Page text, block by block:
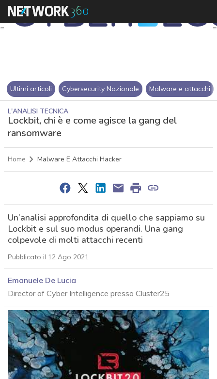
Ultimi articoli Cybersecurity Nazionale Malware e attacchi
L'ANALISI TECNICA
Lockbit, chi è e come agisce la gang del
ransomware
Home Malware E Attacchi Hacker
Un’analisi approfondita di quello che sappiamo su
Lockbit e sul suo modus operandi. Una gang
colpevole di molti attacchi recenti
Pubblicato il 12 Ago 2021
Emanuele De Lucia
Director of Cyber Intelligence presso Cluster25